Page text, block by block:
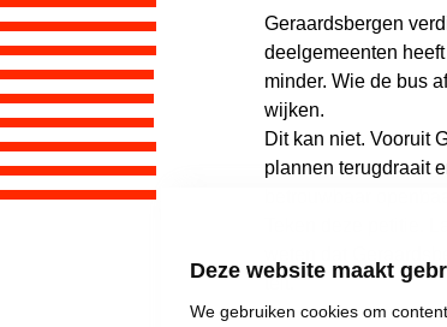
Deze website maakt
We gebruiken cookies om
Geraardsbergen
deelgemeenten
minder. Wie de bus
wijken.
Dit kan niet. Vooruit
plannen terugdraait
telt.